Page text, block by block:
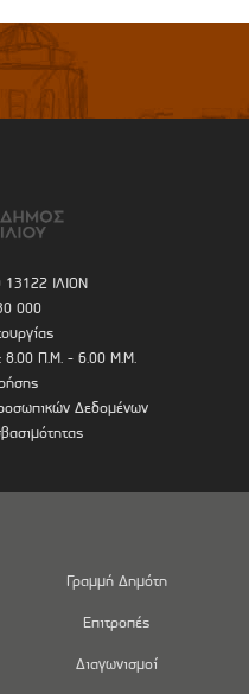
ΙΛΙΟΝ
000
8.00 Π.Μ. - 6.00 Μ.Μ.
Δεδομένων
Γραμμή Δημότη
Επιτροπές
Διαγωνισμοί